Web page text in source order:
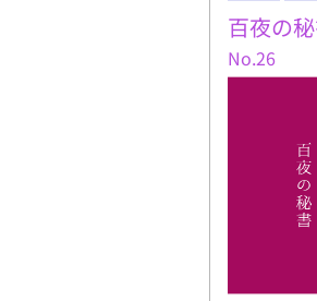
百夜の
No.26